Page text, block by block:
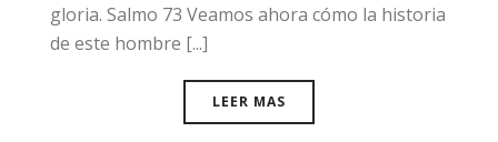
gloria. Salmo 73 Veamos ahora cómo la historia
de este hombre [...]
LEER MAS